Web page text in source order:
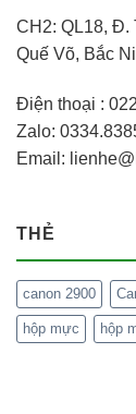
CH2: QL18, Đ.
Quế Võ, Bắc
Điện thoại :
Zalo:
Email:
THẺ
canon 2900
hộp mực hộp